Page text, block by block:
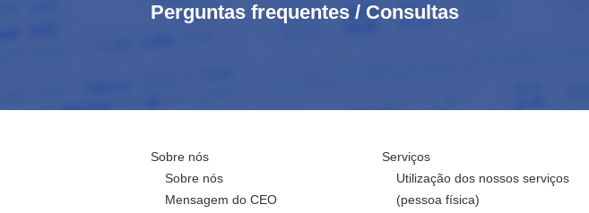
Perguntas frequentes / Consultas
Sobre nós
Sobre nós
Mensagem do CEO
Serviços
Utilização dos nossos serviços
(pessoa física)